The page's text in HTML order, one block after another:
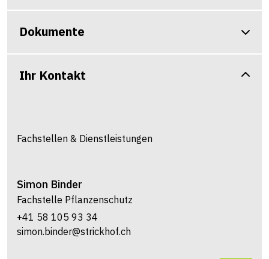
Dokumente
Ihr Kontakt
Fachstellen & Dienstleistungen
Simon Binder
Fachstelle Pflanzenschutz
+41 58 105 93 34
simon.binder@strickhof.ch